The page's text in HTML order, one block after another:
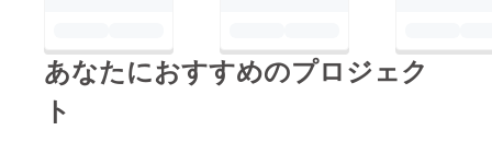
あなたにおすすめのプロジェク
ト